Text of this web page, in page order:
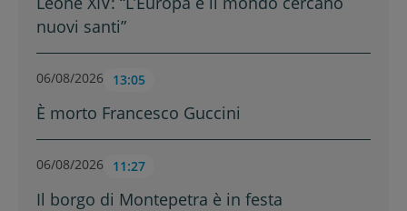
nuovi santi”
06/08/2026 13:05
È morto Francesco Guccini
06/08/2026 11:27
Il borgo di Montepetra è in festa